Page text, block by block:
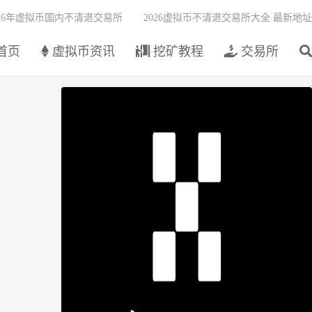
页 虚拟币资讯 挖矿教程 交易所
年虚拟币国内不清退交易所 2026虚拟币不清退交易所大全 最新地址